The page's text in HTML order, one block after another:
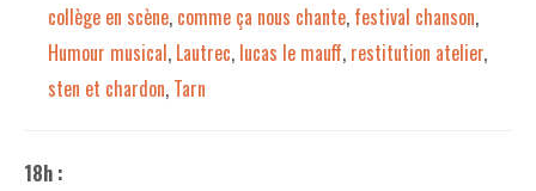
collège en scène, comme ça nous chante, festival chanson,
Humour musical, Lautrec, lucas le mauff, restitution atelier,
sten et chardon, Tarn
18h :